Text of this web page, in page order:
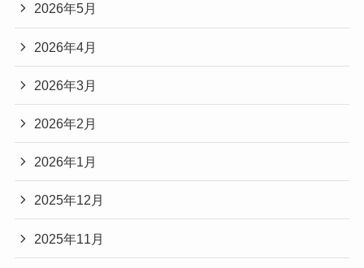
2026年5月
2026年4月
2026年3月
2026年2月
2026年1月
2025年12月
2025年11月